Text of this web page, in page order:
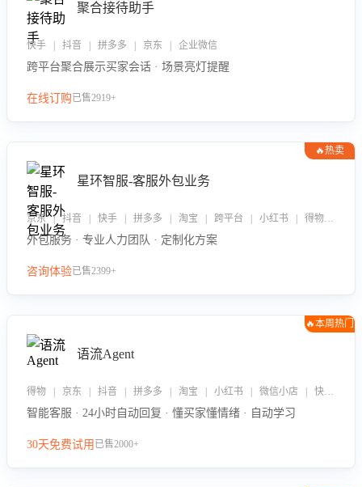
聚合接待助手
快手 | 抖音 | 拼多多 | 京东 | 企业微信
跨平台聚合展示买家会话 · 场景亮灯提醒
在线订购已售2919+
🔥热卖
星环智服-客服外包业务
京东 | 抖音 | 快手 | 拼多多 | 淘宝 | 跨平台 | 小红书 | 得物 | 企业微信
外包服务 · 专业人力团队 · 定制化方案
咨询体验已售2399+
🔥本周热门
语流Agent
得物 | 京东 | 抖音 | 拼多多 | 淘宝 | 小红书 | 微信小店 | 快手 | 唯品会
智能客服 · 24小时自动回复 · 懂买家懂情绪 · 自动学习
30天免费试用 已售2000+